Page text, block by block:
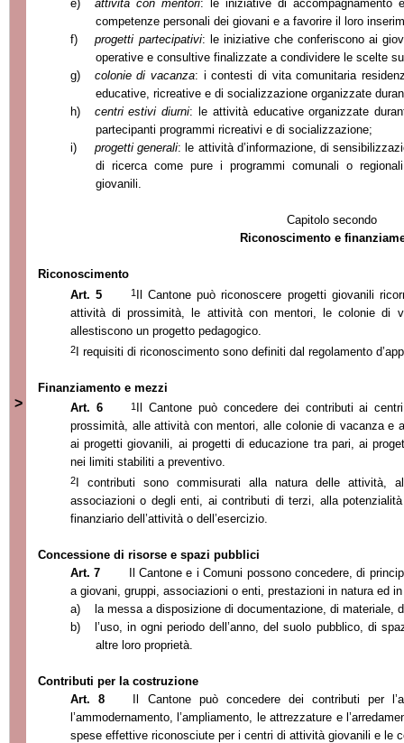
>
e) attività con mentori:
le iniziative di accompagnamento
competenze personali dei giovani e a favorire il loro
f)
progetti partecipativi: le iniziative che conferiscono ai
operative e consultive finalizzate a condividere le scelte
g)
colonie di vacanza: i contesti di vita comunitaria
educative, ricreative e di socializzazione organizzate
h)
centri estivi diurni: le attività educative organizzate
partecipanti programmi ricreativi e di socializzazione;
i)
progetti generali: le attività d’informazione, di
di ricerca come pure i programmi comunali o
giovanili.
Capitolo secondo
Riconoscimento e
Riconoscimento
Art. 5
1 Il Cantone può riconoscere progetti giovanili
attività di prossimità, le attività con mentori, le colonie di
allestiscono un progetto pedagogico.
2I requisiti di riconoscimento sono definiti dal regolamento
Finanziamento e mezzi
Art. 6
1
Il Cantone può concedere dei contributi ai
prossimità, alle attività con mentori, alle colonie di vacanza e
ai progetti giovanili, ai progetti di educazione tra pari, ai
nei limiti stabiliti a preventivo.
2
I contributi sono commisurati alla natura delle attività,
associazioni o degli enti, ai contributi di terzi, alla
finanziario dell’attività o dell’esercizio.
Concessione di risorse e spazi pubblici
Art. 7
Il Cantone e i Comuni possono concedere, di
a giovani, gruppi, associazioni o enti, prestazioni in natura ed
a)
la messa a disposizione di documentazione, di materiale,
b)
l’uso, in ogni periodo dell’anno, del suolo pubblico, di
altre loro proprietà.
Contributi per la costruzione
Art. 8
Il Cantone può concedere dei contributi per
l’ammodernamento, l’ampliamento, le attrezzature e
spese effettive riconosciute per i centri di attività giovanili e le